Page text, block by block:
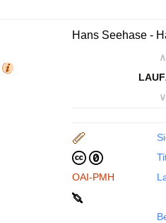
Hans Seehase -
∧
∨
OAI-PMH